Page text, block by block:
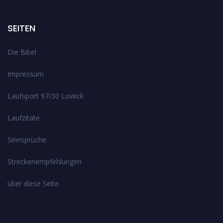
SEITEN
Die Bibel
Impressum
Laufsport 97/30 Lowick
Laufzitate
Sinnsprüche
Streckenempfehlungen
über diese Seite